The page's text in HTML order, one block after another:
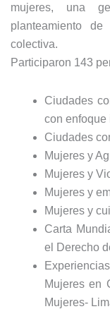
mujeres, una
planteamiento
colectiva.
Participaron 143
Ciudades
con enfoque
Ciudades
Mujeres y
Mujeres y
Mujeres y
Mujeres y
Carta
el Derecho
Mujeres en
Mujeres-